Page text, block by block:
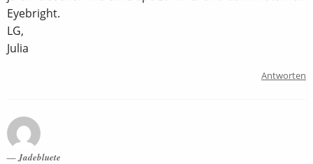
Eyebright.
LG,
Julia
Antworten
Jadebluete